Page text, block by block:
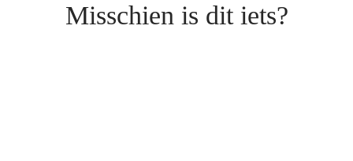
Misschien is dit iets?